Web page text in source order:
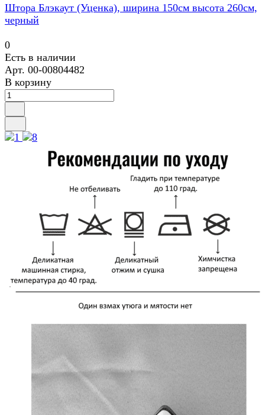
Штора Блэкаут (Уценка), ширина 150см высота 260см,
черный
0
Есть в наличии
Арт. 00-00804482
В корзину